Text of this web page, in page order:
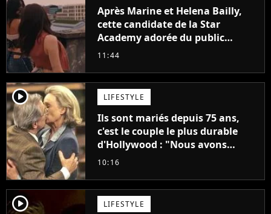
Après Marine et Helena Bailly,
cette candidate de la Star
Academy adorée du public
annonce son premier album,
11:44
player2 LIFESTYLE
Ils sont mariés depuis 75 ans,
c'est le couple le plus durable
d'Hollywood : "Nous avons
avancé jour après jour, et les
décennies"
10:16
player2 LIFESTYLE